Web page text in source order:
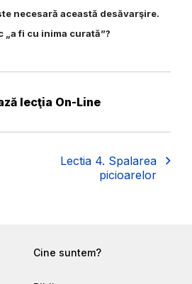
necesară această desăvarşire.
„a fi cu inima curată”?
lecţia On-Line
Lectia 4. Spalarea
picioarelor
Cine suntem?